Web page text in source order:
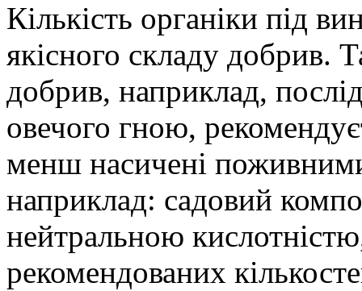
Кількість органіки під
якісного складу добрив.
добрив, наприклад,
овечого гною,
менш насичені
наприклад: садовий
нейтральною
рекомендованих